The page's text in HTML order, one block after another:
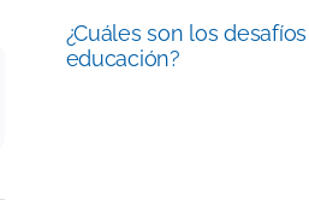
¿Cuáles son los
educación?